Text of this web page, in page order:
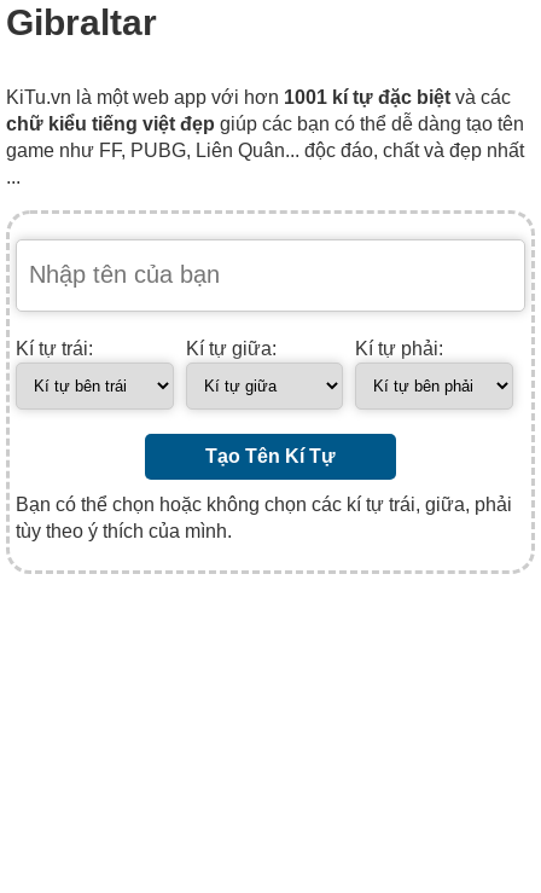
Gibraltar
KiTu.vn là một web app với hơn 1001 kí tự đặc biệt và các
chữ kiểu tiếng việt đẹp giúp các bạn có thể dễ dàng tạo tên
game như FF, PUBG, Liên Quân... độc đáo, chất và đẹp nhất
...
Kí tự trái: Kí tự giữa: Kí tự phải:
Tạo Tên Kí Tự
Bạn có thể chọn hoặc không chọn các kí tự trái, giữa, phải
tùy theo ý thích của mình.